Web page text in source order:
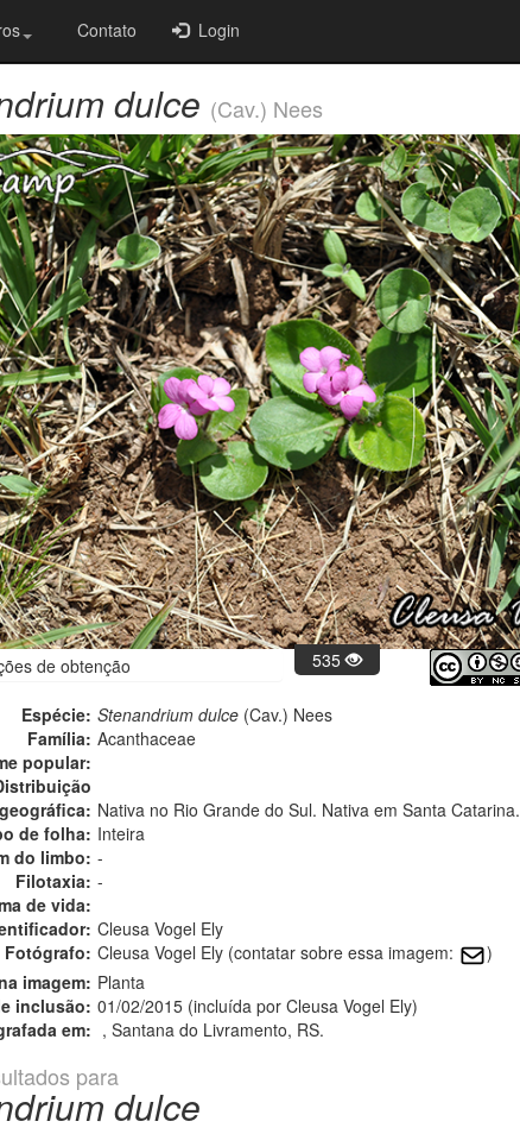
Contato Login
dulce (Cav.) Nees
de obtenção 535
Espécie: Stenandrium dulce (Cav.) Nees
Família: Acanthaceae
popular:
geográfica: Nativa no Rio Grande do Sul. Nativa em Santa Catarina.
de folha: Inteira
do limbo: -
Filotaxia: -
de vida:
Cleusa Vogel Ely
Fotógrafo: Cleusa Vogel Ely (contatar sobre essa imagem:
)
imagem: Planta
inclusão: 01/02/2015 (incluída por Cleusa Vogel Ely)
em: , Santana do Livramento, RS.
para
dulce